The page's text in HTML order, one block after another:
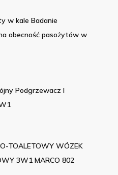
w kale Badanie
obecność pasożytów w
Podgrzewacz I
TOALETOWY WÓZEK
3W1 MARCO 802